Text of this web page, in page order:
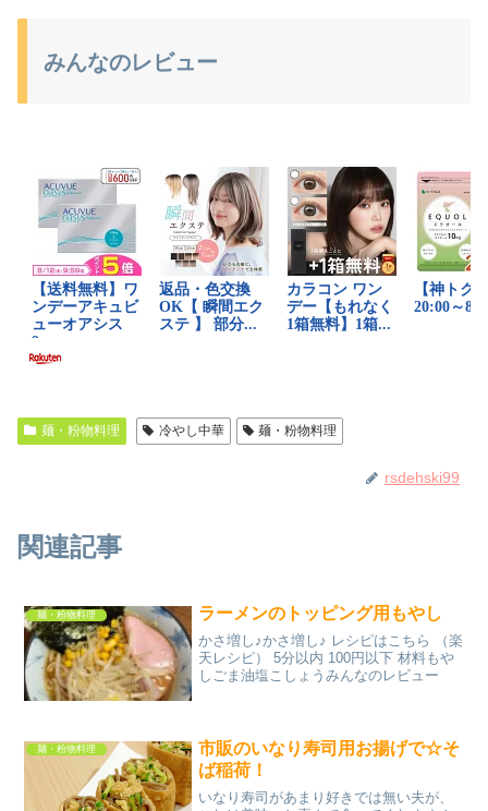
みんなのレビュー
麺・粉物料理 冷やし中華 麺・粉物料理
rsdehski99
関連記事
麺・粉物料理 ラーメンのトッピング用もやし
かさ増し♪かさ増し♪ レシピはこちら （楽
天レシピ） 5分以内 100円以下 材料もや
しごま油塩こしょうみんなのレビュー
麺・粉物料理
市販のいなり寿司用お揚げで☆そ
ば稲荷！
いなり寿司があまり好きでは無い夫が、